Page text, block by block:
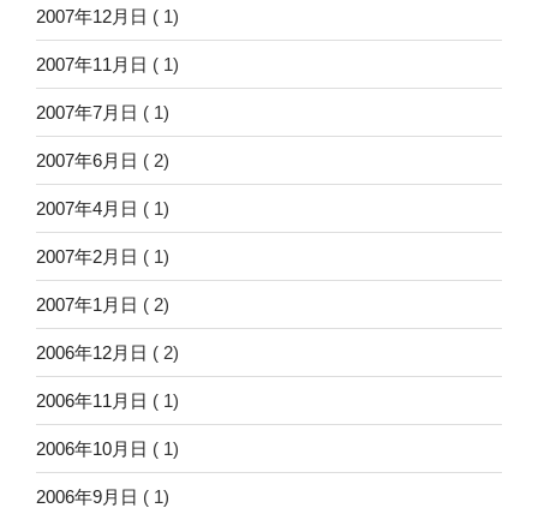
2007年12月日 ( 1)
2007年11月日 ( 1)
2007年7月日 ( 1)
2007年6月日 ( 2)
2007年4月日 ( 1)
2007年2月日 ( 1)
2007年1月日 ( 2)
2006年12月日 ( 2)
2006年11月日 ( 1)
2006年10月日 ( 1)
2006年9月日 ( 1)